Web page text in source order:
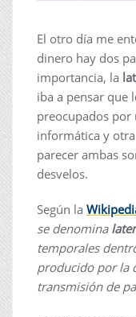
El otro día me
dinero hay dos
importancia, la
iba a pensar que
preocupados por
informática y
parecer ambas
desvelos.
Según la
se denomina
temporales
producido por la
transmisión de